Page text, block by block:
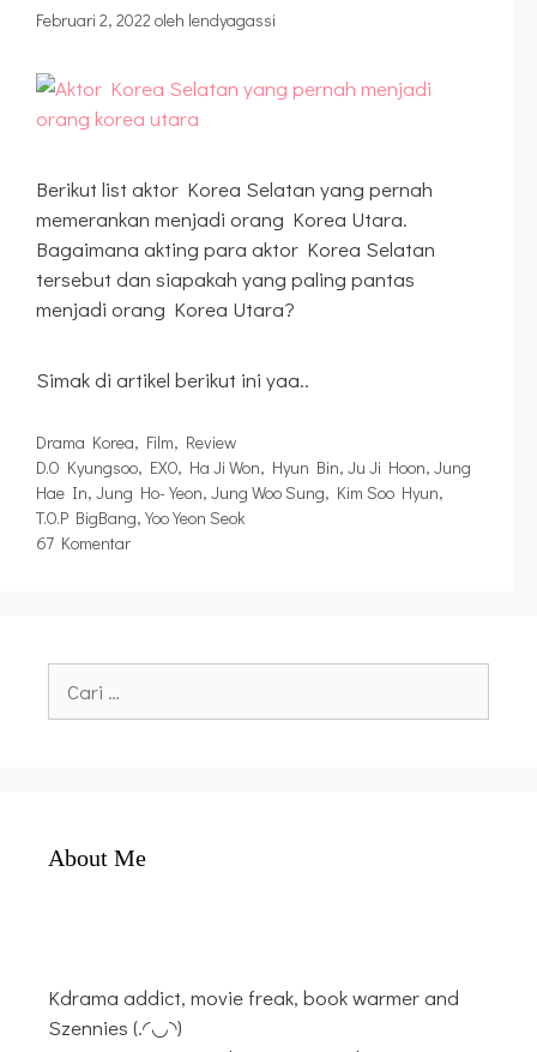
Februari 2, 2022 oleh lendyagassi
Berikut list aktor Korea Selatan yang pernah
memerankan menjadi orang Korea Utara.
Bagaimana akting para aktor Korea Selatan
tersebut dan siapakah yang paling pantas
menjadi orang Korea Utara?
Simak di artikel berikut ini yaa..
Kategori
Drama Korea, Film, Review
Tag
D.O Kyungsoo, EXO, Ha Ji Won, Hyun Bin, Ju Ji Hoon, Jung
Hae In, Jung Ho-Yeon, Jung Woo Sung, Kim Soo Hyun,
T.O.P BigBang, Yoo Yeon Seok
67 Komentar
untuk:
About Me
Kdrama addict, movie freak, book warmer and
Szennies (.◜◡◝)